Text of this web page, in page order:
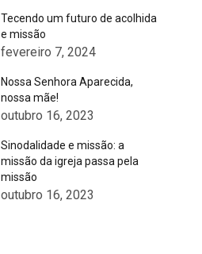
Tecendo um futuro de acolhida
e missão
fevereiro 7, 2024
Nossa Senhora Aparecida,
nossa mãe!
outubro 16, 2023
Sinodalidade e missão: a
missão da igreja passa pela
missão
outubro 16, 2023